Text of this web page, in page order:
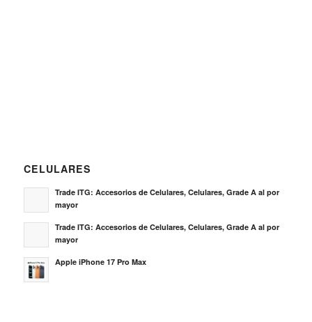
CELULARES
Trade ITG: Accesorios de Celulares, Celulares, Grade A al por
mayor
Trade ITG: Accesorios de Celulares, Celulares, Grade A al por
mayor
Apple iPhone 17 Pro Max